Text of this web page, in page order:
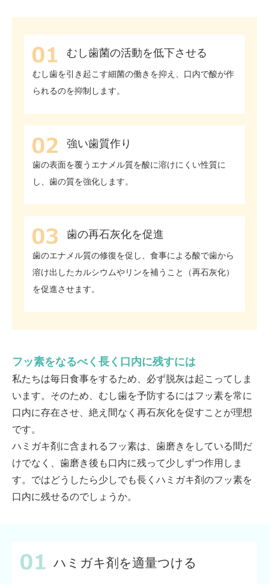
むし歯菌の活動を低下させる
むし歯を引き起こす細菌の働きを抑え、口内で酸が作
られるのを抑制します。
強い歯質作り
歯の表面を覆うエナメル質を酸に溶けにくい性質に
し、歯の質を強化します。
歯の再石灰化を促進
歯のエナメル質の修復を促し、食事による酸で歯から
溶け出したカルシウムやリンを補うこと（再石灰化）
を促進させます。
フッ素をなるべく長く口内に残すには
私たちは毎日食事をするため、必ず脱灰は起こってしま
います。そのため、むし歯を予防するにはフッ素を常に
口内に存在させ、絶え間なく再石灰化を促すことが理想
です。
ハミガキ剤に含まれるフッ素は、歯磨きをしている間だ
けでなく、歯磨き後も口内に残って少しずつ作用しま
す。ではどうしたら少しでも長くハミガキ剤のフッ素を
口内に残せるのでしょうか。
ハミガキ剤を適量つける